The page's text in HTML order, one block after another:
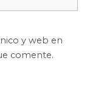
y web en
comente.